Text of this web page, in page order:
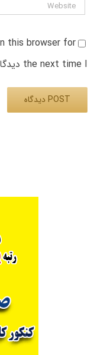
this browser for
the next time I دیدگاه.